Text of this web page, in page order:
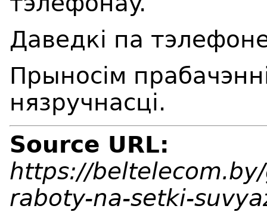
Даведкi па
Прыноciм прабачэнн
нязручнасцi.
Source URL:
https://
raboty-na-setki-